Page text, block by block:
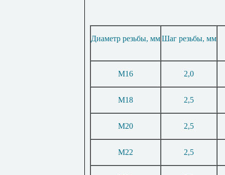
Диаметр резьбы, ммШаг резьбы, мм
М16 2,0
М18 2,5
М20 2,5
М22 2,5